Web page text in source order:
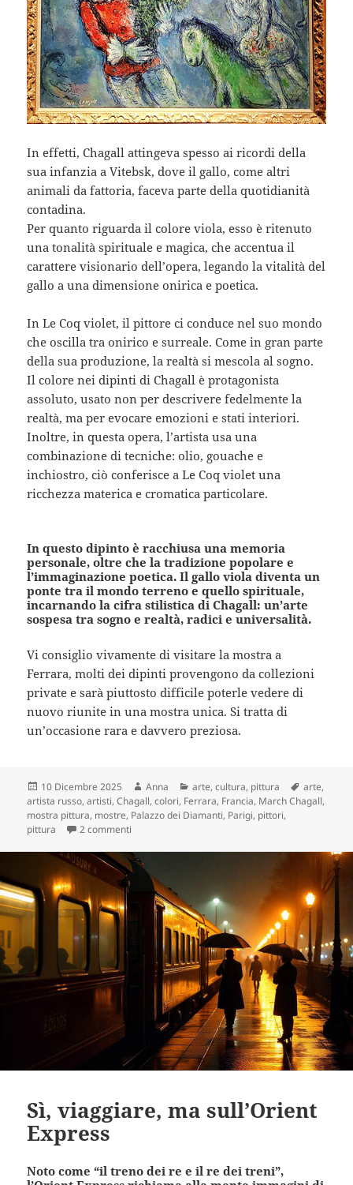
In effetti, Chagall attingeva spesso ai ricordi della
sua infanzia a Vitebsk, dove il gallo, come altri
animali da fattoria, faceva parte della quotidianità
contadina.
Per quanto riguarda il colore viola, esso è ritenuto
una tonalità spirituale e magica, che accentua il
carattere visionario dell’opera, legando la vitalità del
gallo a una dimensione onirica e poetica.
In Le Coq violet, il pittore ci conduce nel suo mondo
che oscilla tra onirico e surreale. Come in gran parte
della sua produzione, la realtà si mescola al sogno.
Il colore nei dipinti di Chagall è protagonista
assoluto, usato non per descrivere fedelmente la
realtà, ma per evocare emozioni e stati interiori.
Inoltre, in questa opera, l’artista usa una
combinazione di tecniche: olio, gouache e
inchiostro, ciò conferisce a Le Coq violet una
ricchezza materica e cromatica particolare.
In questo dipinto è racchiusa una memoria
personale, oltre che la tradizione popolare e
l’immaginazione poetica. Il gallo viola diventa un
ponte tra il mondo terreno e quello spirituale,
incarnando la cifra stilistica di Chagall: un’arte
sospesa tra sogno e realtà, radici e universalità.
Vi consiglio vivamente di visitare la mostra a
Ferrara, molti dei dipinti provengono da collezioni
private e sarà piuttosto difficile poterle vedere di
nuovo riunite in una mostra unica. Si tratta di
un’occasione rara e davvero preziosa.
Scritto
il
10 Dicembre 2025 Autore
Anna Categorie
arte,cultura, pittura Tag
arte,
artista russo,artisti,Chagall,colori, Ferrara, Francia, March Chagall,
mostra pittura, mostre, Palazzo dei Diamanti, Parigi, pittori,
pittura
2 commenti
Sì, viaggiare, ma sull’Orient
Express
Noto come “il treno dei re e il re dei treni”,